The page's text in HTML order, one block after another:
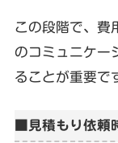
この段階で、費
のコミュニケー
ることが重要で
■見積もり依頼